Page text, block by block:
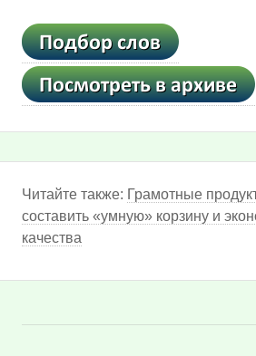
Читайте также: Грамотные
составить «умную» корзину и
качества